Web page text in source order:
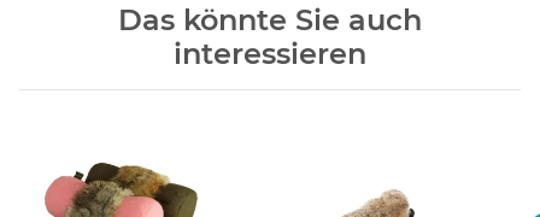
Das könnte Sie auch
interessieren